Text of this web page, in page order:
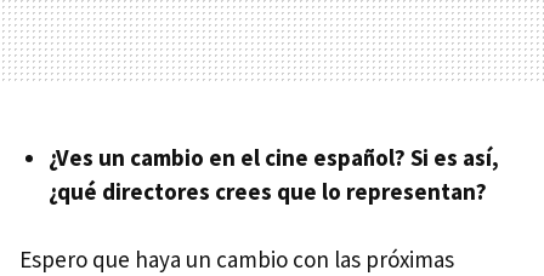
¿Ves un cambio en el cine español? Si es así,
¿qué directores crees que lo representan?
Espero que haya un cambio con las próximas